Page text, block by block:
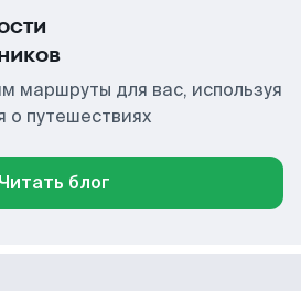
маршруты для вас, используя
о путешествиях
Читать блог